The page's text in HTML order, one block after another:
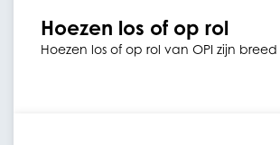
Hoezen los of op rol
Hoezen los of op rol van OPI zijn